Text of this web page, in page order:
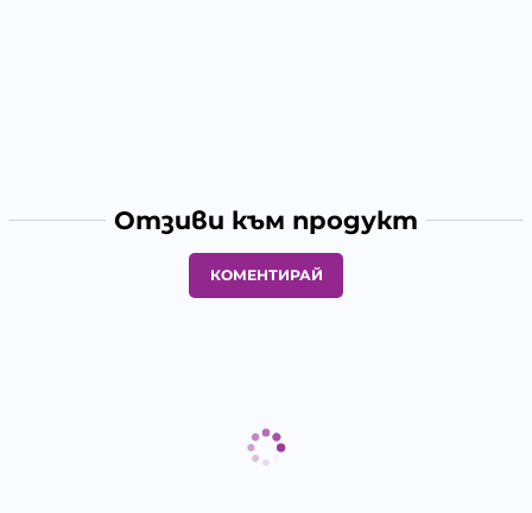
Отзиви към продукт
КОМЕНТИРАЙ